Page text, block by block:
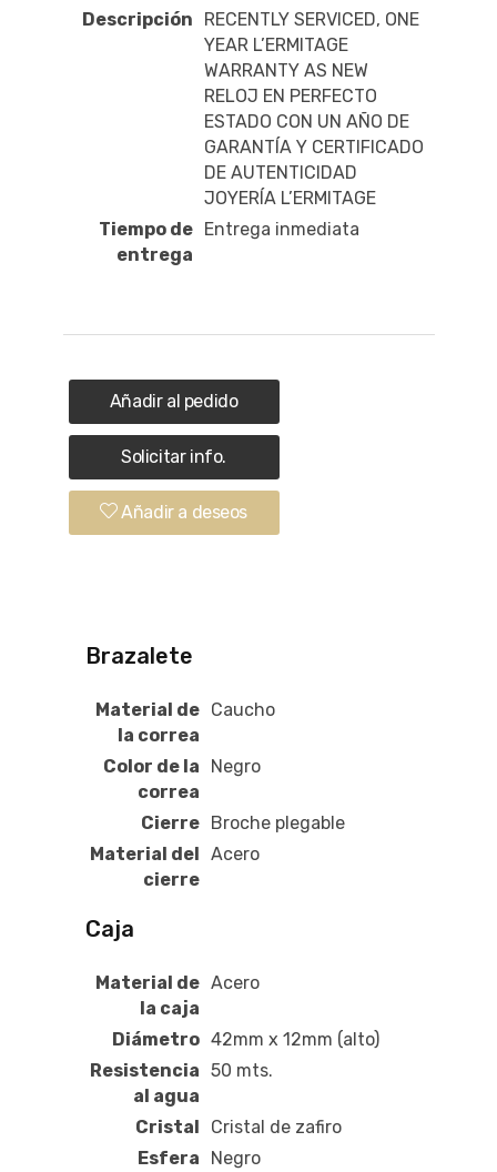
Descripción
RECENTLY SERVICED, ONE
YEAR L’ERMITAGE
WARRANTY AS NEW
RELOJ EN PERFECTO
ESTADO CON UN AÑO DE
GARANTÍA Y CERTIFICADO
DE AUTENTICIDAD
JOYERÍA L’ERMITAGE
Tiempo de
entrega
Entrega inmediata
Añadir al pedido
Solicitar info.
Añadir a deseos
Brazalete
Material de
la correa
Caucho
Color de la
correa
Negro
Cierre Broche plegable
Material del
cierre
Acero
Caja
Material de
la caja
Acero
Diámetro 42mm x 12mm (alto)
Resistencia
al agua
50 mts.
Cristal
Cristal de zafiro
Esfera
Negro